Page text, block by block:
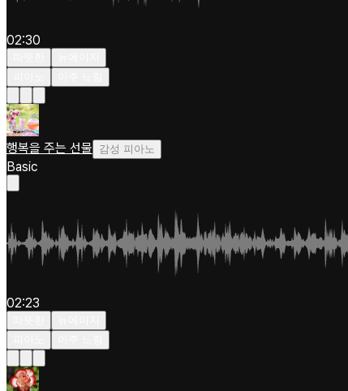
02:30
행복을 주는 선물 감성 피아노
Basic
02:23